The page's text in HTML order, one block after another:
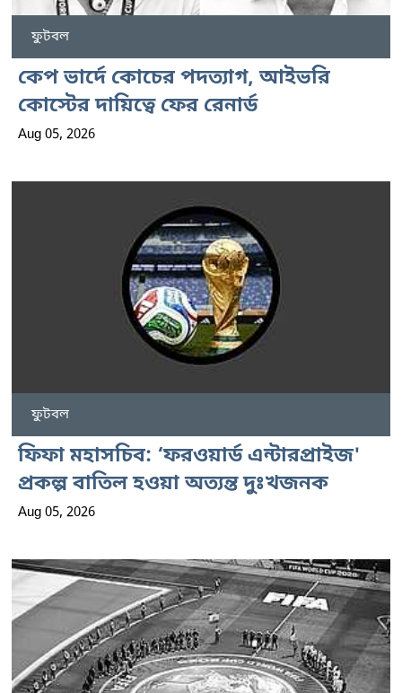
ফুটবল
কেপ ভার্দে কোচের পদত্যাগ, আইভরি
কোস্টের দায়িত্বে ফের রেনার্ড
Aug 05, 2026
ফুটবল
ফিফা মহাসচিব: ‘ফরওয়ার্ড এন্টারপ্রাইজ'
প্রকল্প বাতিল হওয়া অত্যন্ত দুঃখজনক
Aug 05, 2026